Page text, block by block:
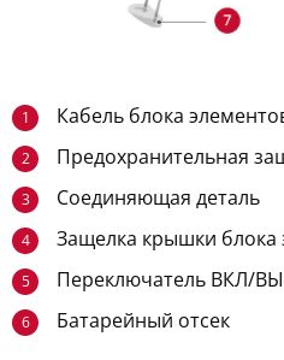
1 Кабель блока
2 Предохранительная
3 Соединяющая деталь
4 Защелка крышки блока
5 Переключатель ВКЛ/
6 Батарейный отсек